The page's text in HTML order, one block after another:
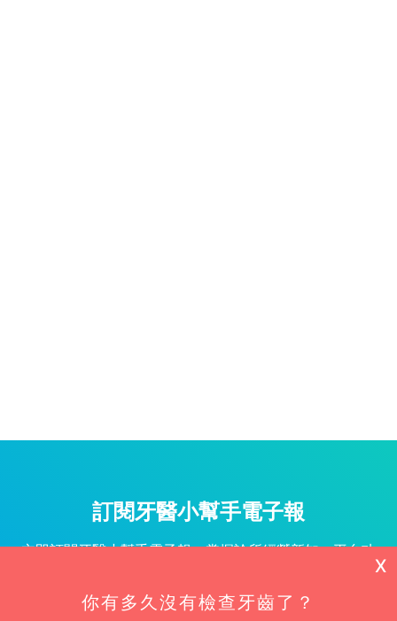
訂閱牙醫小幫手電子報
立即訂閱牙醫小幫手電子報，掌握診所經營新知、平台功
你有多久沒有檢查牙齒了？
X